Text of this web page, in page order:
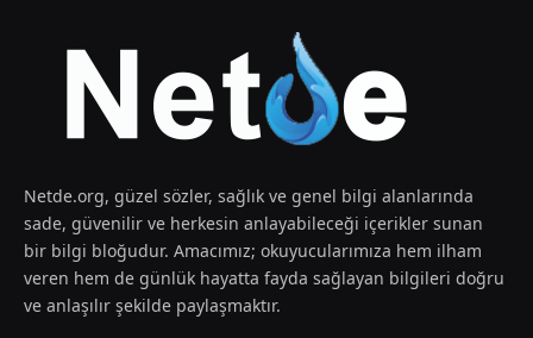
Netde.org, güzel sözler, sağlık ve genel bilgi alanlarında
sade, güvenilir ve herkesin anlayabileceği içerikler sunan
bir bilgi bloğudur. Amacımız; okuyucularımıza hem ilham
veren hem de günlük hayatta fayda sağlayan bilgileri doğru
ve anlaşılır şekilde paylaşmaktır.